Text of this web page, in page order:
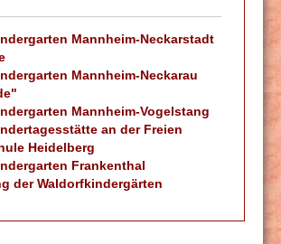
Mannheim-Neckarstadt
Mannheim-Neckarau
Mannheim-Vogelstang
an der Freien
Heidelberg
Frankenthal
der Waldorfkindergärten